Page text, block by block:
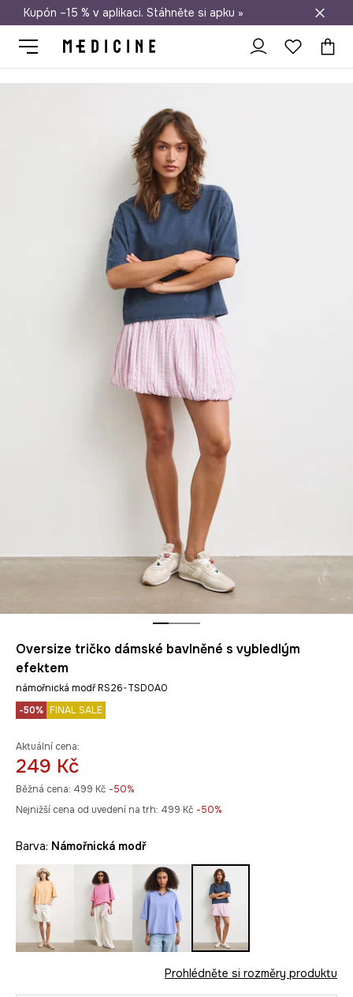
Doprava zdarma při nákupu nad 1 200 Kč
Kupón –15 % v aplikaci. Stáhněte si apku »
Oversize tričko dámské bavlněné s vybledlým
efektem
námořnická modř RS26-TSD0A0
-50% FINAL SALE
Aktuální cena:
249 Kč
Běžná cena: 499 Kč -50%
Nejnižší cena od uvedení na trh: 499 Kč -50%
Barva: námořnická modř
Prohlédněte si rozměry produktu